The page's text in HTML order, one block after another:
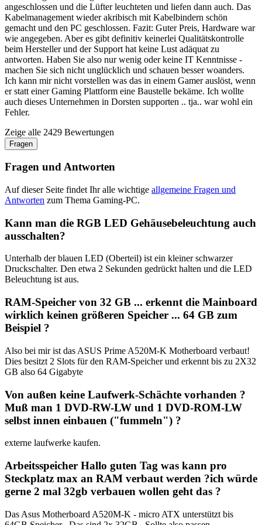
angeschlossen und die Lüfter leuchteten und liefen dann auch. Das
Kabelmanagement wieder akribisch mit Kabelbindern schön
gemacht und den PC geschlossen. Fazit: Guter Preis, Hardware war
wie angegeben. Aber es gibt definitiv keinerlei Qualitätskontrolle
beim Hersteller und der Support hat keine Lust adäquat zu
antworten. Haben Sie also nur wenig oder keine IT Kenntnisse -
machen Sie sich nicht unglücklich und schauen besser woanders.
Ich kann mir nicht vorstellen was das in einem Gamer auslöst, wenn
er statt einer Gaming Plattform eine Baustelle bekäme. Ich wollte
auch dieses Unternehmen in Dorsten supporten .. tja.. war wohl ein
Fehler.
Zeige alle 2429 Bewertungen
Fragen
Fragen und Antworten
Auf dieser Seite findet Ihr alle wichtige allgemeine Fragen und
Antworten zum Thema Gaming-PC.
Kann man die RGB LED Gehäusebeleuchtung auch
ausschalten?
Unterhalb der blauen LED (Oberteil) ist ein kleiner schwarzer
Druckschalter. Den etwa 2 Sekunden gedrückt halten und die LED
Beleuchtung ist aus.
RAM-Speicher von 32 GB ... erkennt die Mainboard
wirklich keinen größeren Speicher ... 64 GB zum
Beispiel ?
Also bei mir ist das ASUS Prime A520M-K Motherboard verbaut!
Dies besitzt 2 Slots für den RAM-Speicher und erkennt bis zu 2X32
GB also 64 Gigabyte
Von außen keine Laufwerk-Schächte vorhanden ?
Muß man 1 DVD-RW-LW und 1 DVD-ROM-LW
selbst innen einbauen ("fummeln") ?
externe laufwerke kaufen.
Arbeitsspeicher Hallo guten Tag was kann pro
Steckplatz max an RAM verbaut werden ?ich würde
gerne 2 mal 32gb verbauen wollen geht das ?
Das Asus Motherboard A520M-K - micro ATX unterstützt bis